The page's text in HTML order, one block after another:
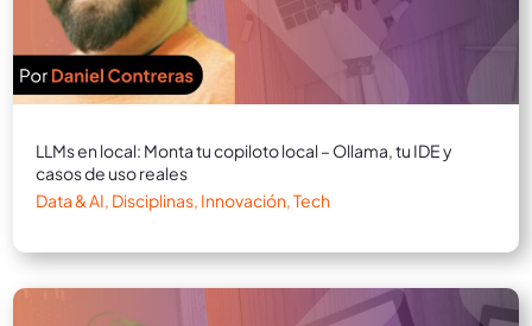
LLMs en local: Monta tu copiloto local – Ollama, tu IDE y
casos de uso reales
Data & AI, Disciplinas, Innovación,Tech